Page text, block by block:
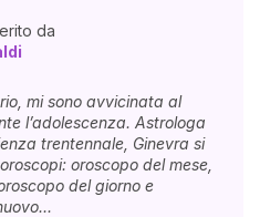
da
mi sono avvicinata al
l’adolescenza. Astrologa
trentennale, Ginevra si
oroscopo del mese,
del giorno e